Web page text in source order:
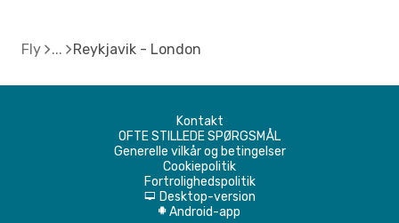
Fly Reykjavik - London
Kontakt
OFTE STILLEDE SPØRGSMÅL
Generelle vilkår og betingelser
Cookiepolitik
Fortrolighedspolitik
d Desktop-version
A Android-app